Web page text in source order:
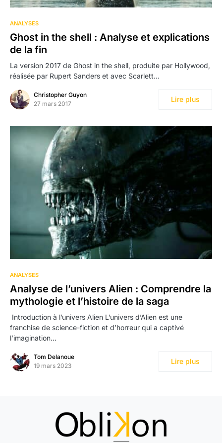
ANALYSES
Ghost in the shell : Analyse et explications
de la fin
La version 2017 de Ghost in the shell, produite par Hollywood,
réalisée par Rupert Sanders et avec Scarlett…
Christopher Guyon
27 mars 2017
Lire plus
ANALYSES
Analyse de l’univers Alien : Comprendre la
mythologie et l’histoire de la saga
‍ Introduction à l’univers Alien L’univers d’Alien est une
franchise de science-fiction et d’horreur qui a captivé
l’imagination…
Tom Delanoue
19 mars 2023
Lire plus